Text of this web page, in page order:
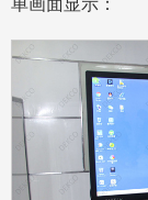
单画面显示：